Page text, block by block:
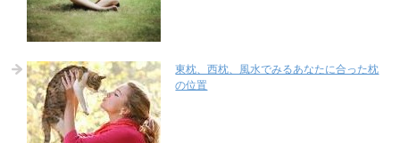
東枕、西枕、風水でみるあなたに合った枕
の位置